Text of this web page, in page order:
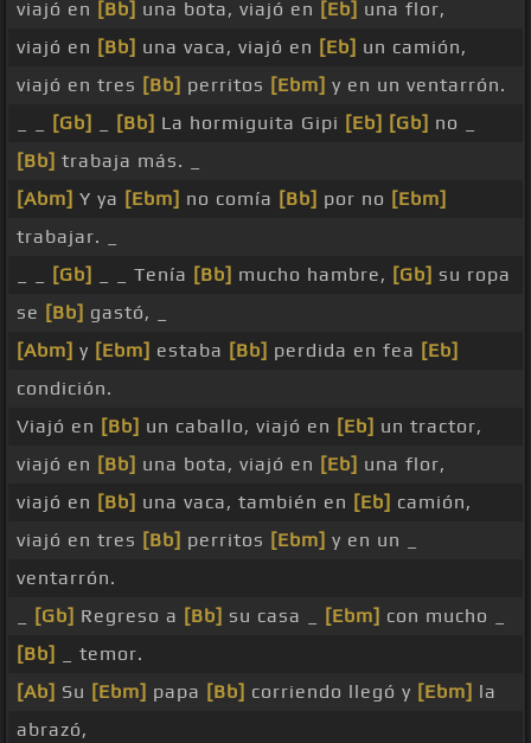
viajó en [Bb] una bota, viajó en [Eb] una flor,
viajó en [Bb] una vaca, viajó en [Eb] un camión,
viajó en tres [Bb] perritos [Ebm] y en un ventarrón.
[Gb] [Bb] La hormiguita Gipi [Eb] [Gb] no _
[Bb] trabaja más. _
[Abm] Y ya [Ebm] no comía [Bb] por no [Ebm]
trabajar. _
[Gb] _ _ Tenía [Bb] mucho hambre, [Gb] su ropa
se [Bb] gastó, _
[Abm] y [Ebm] estaba [Bb] perdida en fea [Eb]
condición.
Viajó en [Bb] un caballo, viajó en [Eb] un tractor,
viajó en [Bb] una bota, viajó en [Eb] una flor,
viajó en [Bb] una vaca, también en [Eb] camión,
viajó en tres [Bb] perritos [Ebm] y en un _
ventarrón.
[Gb] Regreso a [Bb] su casa _ [Ebm] con mucho _
[Bb]
_ temor.
[Ab] Su [Ebm] papa [Bb] corriendo llegó y [Ebm] la
abrazó,